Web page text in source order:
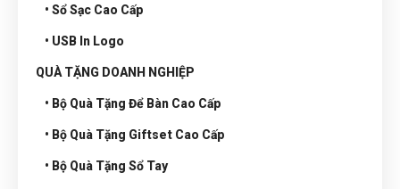
• Sổ Sạc Cao Cấp
• USB In Logo
QUÀ TẶNG DOANH NGHIỆP
• Bộ Quà Tặng Để Bàn Cao Cấp
• Bộ Quà Tặng Giftset Cao Cấp
• Bộ Quà Tặng Sổ Tay